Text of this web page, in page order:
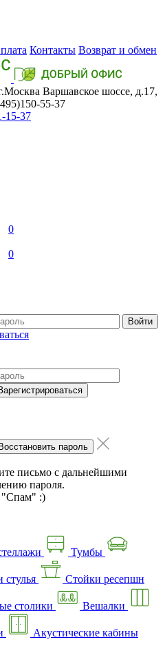
Контакты Возврат и обмен
Варшавское шоссе, д.17,
55-37
15-37
0
0
Войти
Восстановить пароль
письмо с дальнейшими
пароля.
"Спам" :)
Тумбы
стулья Стойки ресепшн
столики Вешалки
Акустические кабины